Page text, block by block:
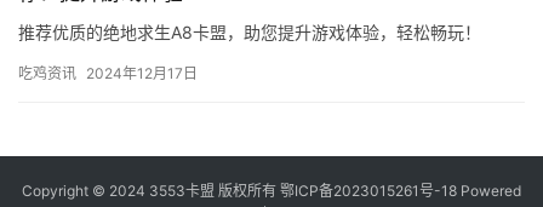
推荐优质的绝地求生A8卡盟，助您提升游戏体验，轻松畅玩！
吃鸡资讯 2024年12月17日
Copyright © 2024 3553卡盟 版权所有 鄂ICP备2023015261号-18 Powered